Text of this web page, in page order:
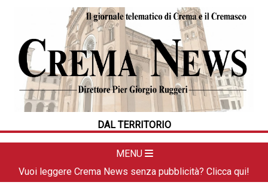
DAL TERRITORIO
MENU
HOME
CRONACA
POLITICA
LA FOTO
DAL TERRITORIO
APPUNTAMENTI
Vuoi leggere Crema News senza pubblicità? Clicca qui!